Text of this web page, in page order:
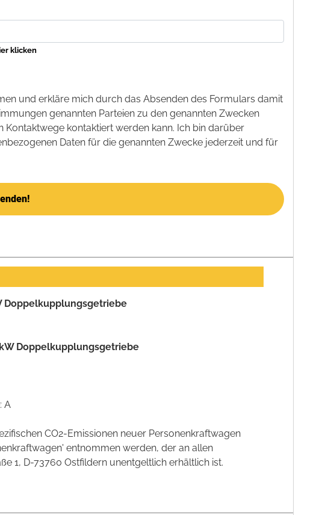
klicken
und erkläre mich durch das Absenden des Formulars damit
genannten Parteien zu den genannten Zwecken
kontaktiert werden kann. Ich bin darüber
Daten für die genannten Zwecke jederzeit und für
Doppelkupplungsgetriebe
Doppelkupplungsgetriebe
A
CO2-Emissionen neuer Personenkraftwagen
entnommen werden, der an allen
1, D-73760 Ostfildern unentgeltlich erhältlich ist.